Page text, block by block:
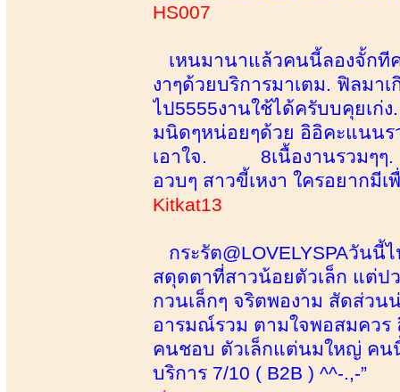
HS007
เหนมานาแล้วคนนี้ลองจั้กที
งาๆด้วยบริการมาเตม. ฟิลมา
ไป5555งานใช้ได้ครับบคุยเก่
มนิดๆหน่อยๆด้วย อิอิคะแ
เอาใจ. 8เนื้องานรวมๆๆ.
อวบๆ สาวขี้เหงา ใครอยากมี
Kitkat13
กระรัต@LOVELYSPAวันนี้
สดุดตาที่สาวน้อยตัวเล็ก แต่ป
กวนเล็กๆ จริตพองาม สัดส่ว
อารมณ์รวม ตามใจพอสมคว
คนชอบ ตัวเล็กแต่นมใหญ่ คน
บริการ 7/10 ( B2B ) ^^-.,-”